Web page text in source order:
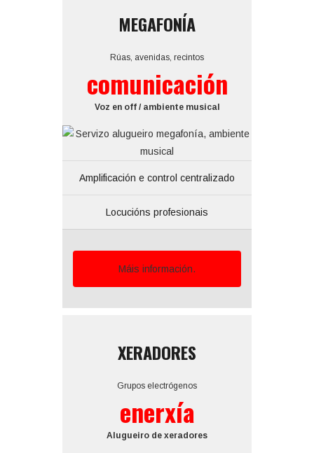
MEGAFONÍA
Rúas, avenidas, recintos
comunicación
Voz en off / ambiente musical
Amplificación e control centralizado
Locucións profesionais
Máis información.
XERADORES
Grupos electrógenos
enerxía
Alugueiro de xeradores